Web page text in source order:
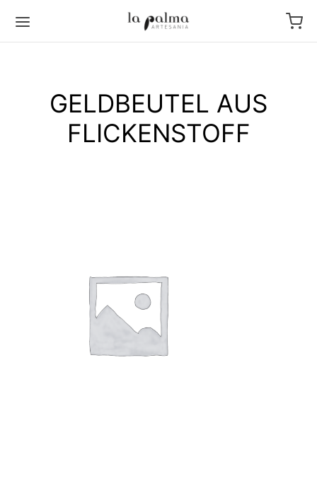
GELDBEUTEL AUS
FLICKENSTOFF